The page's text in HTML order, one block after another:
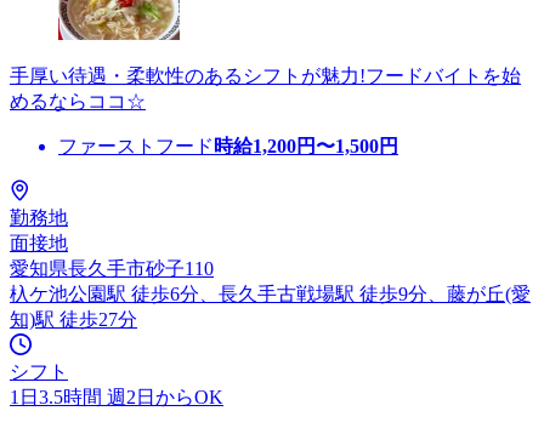
手厚い待遇・柔軟性のあるシフトが魅力!フードバイトを始
めるならココ☆
ファーストフード 時給1,200円〜1,500円
勤務地
面接地
愛知県長久手市砂子110
杁ケ池公園駅 徒歩6分、長久手古戦場駅 徒歩9分、藤が丘(愛
知)駅 徒歩27分
シフト
1日3.5時間 週2日からOK